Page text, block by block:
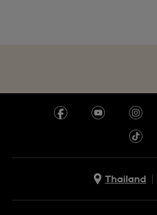
Thailand